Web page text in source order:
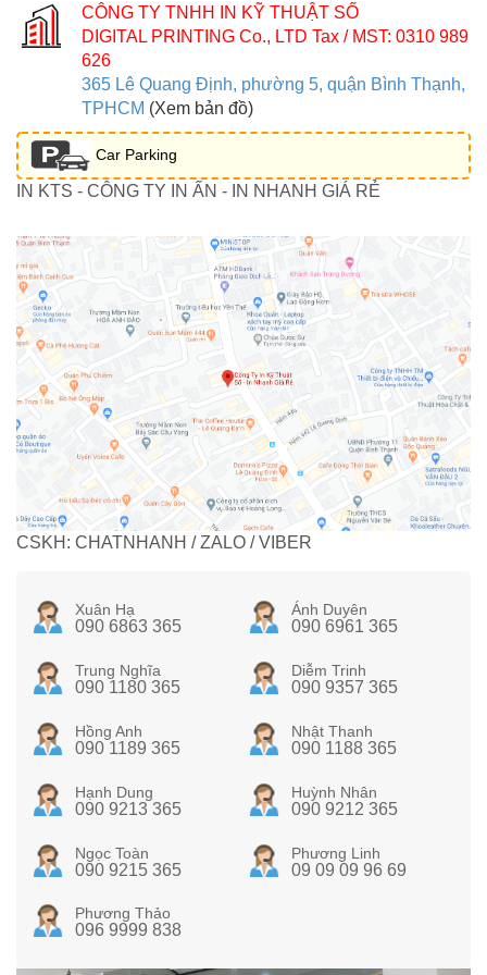
CÔNG TY TNHH IN KỸ THUẬT SỐ
DIGITAL PRINTING Co., LTD Tax / MST: 0310 989
626
365 Lê Quang Định, phường 5, quận Bình Thạnh,
TPHCM (Xem bản đồ)
Car Parking
IN KTS - CÔNG TY IN ẤN - IN NHANH GIÁ RẺ
CSKH: CHATNHANH / ZALO / VIBER
Xuân Hạ
090 6863 365
Ánh Duyên
090 6961 365
Trung Nghĩa
090 1180 365
Diễm Trinh
090 9357 365
Hồng Anh
090 1189 365
Nhật Thanh
090 1188 365
Hạnh Dung
090 9213 365
Huỳnh Nhân
090 9212 365
Ngọc Toàn
090 9215 365
Phương Linh
09 09 09 96 69
Phương Thảo
096 9999 838